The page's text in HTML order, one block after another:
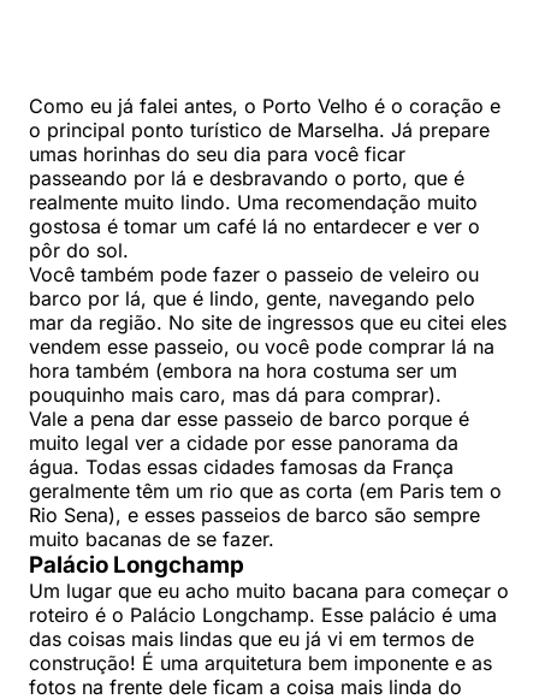
Como eu já falei antes, o Porto Velho é o coração e
o principal ponto turístico de Marselha. Já prepare
umas horinhas do seu dia para você ficar
passeando por lá e desbravando o porto, que é
realmente muito lindo. Uma recomendação muito
gostosa é tomar um café lá no entardecer e ver o
pôr do sol.
Você também pode fazer o passeio de veleiro ou
barco por lá, que é lindo, gente, navegando pelo
mar da região. No site de ingressos que eu citei eles
vendem esse passeio, ou você pode comprar lá na
hora também (embora na hora costuma ser um
pouquinho mais caro, mas dá para comprar).
Vale a pena dar esse passeio de barco porque é
muito legal ver a cidade por esse panorama da
água. Todas essas cidades famosas da França
geralmente têm um rio que as corta (em Paris tem o
Rio Sena), e esses passeios de barco são sempre
muito bacanas de se fazer.
Palácio Longchamp
Um lugar que eu acho muito bacana para começar o
roteiro é o Palácio Longchamp. Esse palácio é uma
das coisas mais lindas que eu já vi em termos de
construção! É uma arquitetura bem imponente e as
fotos na frente dele ficam a coisa mais linda do